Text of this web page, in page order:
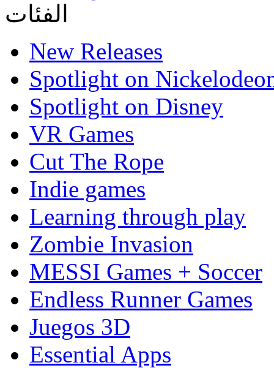
الفئات
New Releases
Spotlight on
Spotlight on Disney
VR Games
Cut The Rope
Indie games
Learning through play
Zombie Invasion
MESSI Games + Soccer
Endless Runner Games
Juegos 3D
Essential Apps